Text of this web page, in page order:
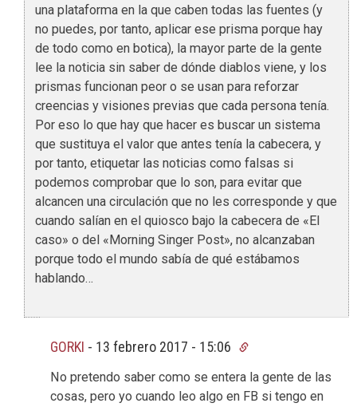
una plataforma en la que caben todas las fuentes (y
no puedes, por tanto, aplicar ese prisma porque hay
de todo como en botica), la mayor parte de la gente
lee la noticia sin saber de dónde diablos viene, y los
prismas funcionan peor o se usan para reforzar
creencias y visiones previas que cada persona tenía.
Por eso lo que hay que hacer es buscar un sistema
que sustituya el valor que antes tenía la cabecera, y
por tanto, etiquetar las noticias como falsas si
podemos comprobar que lo son, para evitar que
alcancen una circulación que no les corresponde y que
cuando salían en el quiosco bajo la cabecera de «El
caso» o del «Morning Singer Post», no alcanzaban
porque todo el mundo sabía de qué estábamos
hablando…
GORKI - 13 febrero 2017 - 15:06
No pretendo saber como se entera la gente de las
cosas, pero yo cuando leo algo en FB si tengo en